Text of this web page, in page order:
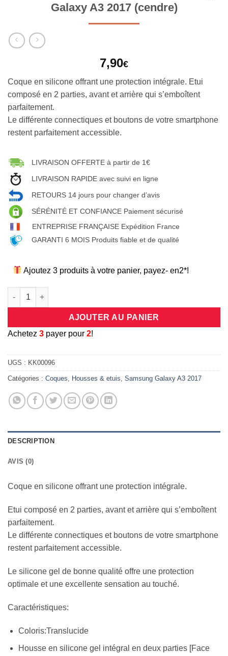
Galaxy A3 2017 (cendre)
7,90€
Coque en silicone offrant une protection intégrale. Etui
composé en 2 parties, avant et arrière qui s’emboîtent
parfaitement.
Le différente connectiques et boutons de votre smartphone
restent parfaitement accessible.
LIVRAISON OFFERTE à partir de 1€
LIVRAISON RAPIDE avec suivi en ligne
RETOURS 14 jours pour changer d’avis
SÉRÉNITÉ ET CONFIANCE Paiement sécurisé
ENTREPRISE FRANÇAISE Expédition France
GARANTI 6 MOIS Produits fiable et de qualité
Ajoutez 3 produits à votre panier, payez- en2*!
quantité de Coque protection intégrale 360 degrés en
AJOUTER AU PANIER
Achetez 3 payer pour 2!
UGS : KK00096
Catégories : Coques Housses & etuis Samsung Galaxy A3 2017
DESCRIPTION
AVIS (0)
Coque en silicone offrant une protection intégrale.
Etui composé en 2 parties, avant et arrière qui s’emboîtent
parfaitement.
Le différente connectiques et boutons de votre smartphone
restent parfaitement accessible.
Le silicone gel de bonne qualité offre une protection
optimale et une excellente sensation au touché.
Caractéristiques:
Coloris:Translucide
Housse en silicone gel intégral en deux parties [Face